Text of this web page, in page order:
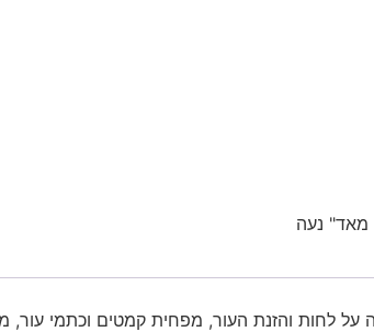
מאד" נעה
על לחות והזנת העור, מפחית קמטים וכתמי עור,